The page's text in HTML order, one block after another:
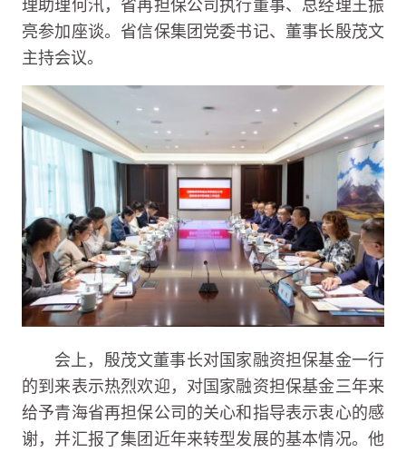
理助理何汛，省再担保公司执行董事、总经理王振
亮参加座谈。省信保集团党委书记、董事长殷茂文
主持会议。
会上，殷茂文董事长对国家融资担保基金一行
的到来表示热烈欢迎，对国家融资担保基金三年来
给予青海省再担保公司的关心和指导表示衷心的感
谢，并汇报了集团近年来转型发展的基本情况。他